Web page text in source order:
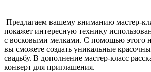
Предлагаем вашему вниманию мастер-
покажет интересную технику
с восковыми мелками. С помощью этого
вы сможете создать уникальные
свадьбу. В дополнение мастер-класс
конверт для приглашения.